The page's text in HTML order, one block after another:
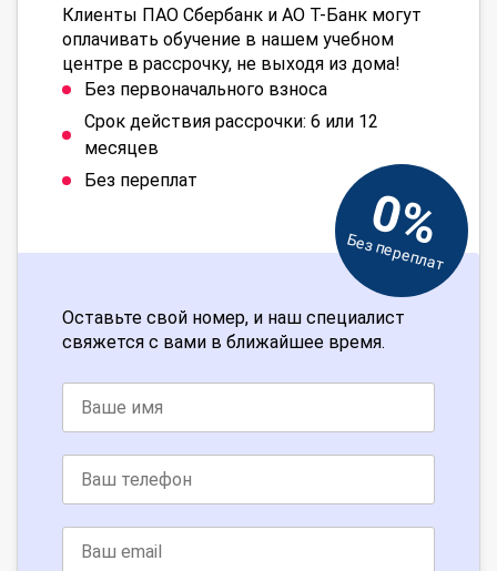
Клиенты ПАО Сбербанк и АО Т-Банк могут
оплачивать обучение в нашем учебном
центре в рассрочку, не выходя из дома!
Без первоначального взноса
Срок действия рассрочки: 6 или 12
месяцев
Без переплат
0%
Без переплат
Оставьте свой номер, и наш специалист
свяжется с вами в ближайшее время.